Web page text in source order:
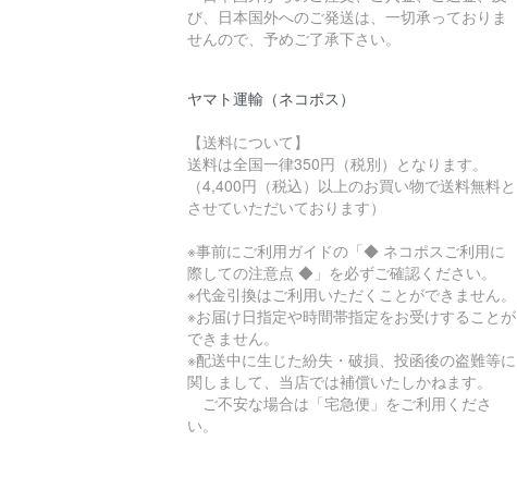
び、日本国外へのご発送は、一切承っておりま
せんので、予めご了承下さい。
ヤマト運輸（ネコポス）
【送料について】
送料は全国一律350円（税別）となります。
（4,400円（税込）以上のお買い物で送料無料と
させていただいております）
※事前にご利用ガイドの「◆ ネコポスご利用に
際しての注意点 ◆」を必ずご確認ください。
※代金引換はご利用いただくことができません。
※お届け日指定や時間帯指定をお受けすることが
できません。
※配送中に生じた紛失・破損、投函後の盗難等に
関しまして、当店では補償いたしかねます。
ご不安な場合は「宅急便」をご利用くださ
い。